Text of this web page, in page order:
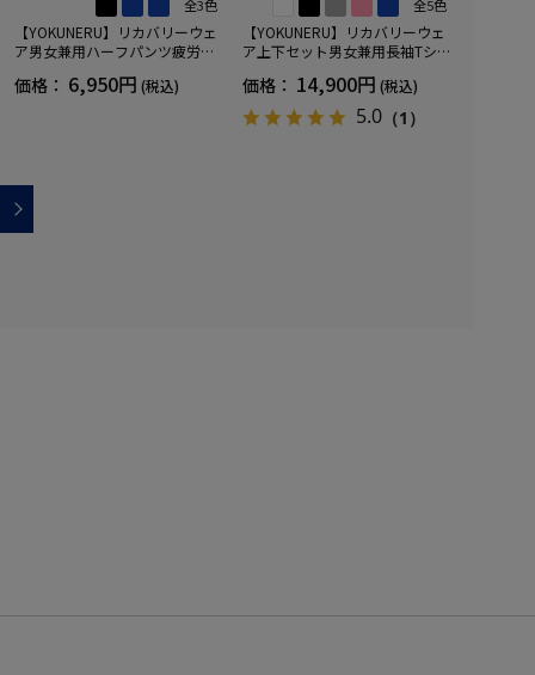
全3色
【YOKUNERU】リカバリーウェ
ア男女兼用ハーフパンツ疲労回
IX(R)【一般医療機器】SS～LLサ
価格： 6,950円 (税込)
全5色
【YOKUNERU】リカバリーウェ
ア上下セット男女兼用長袖Tシャ
進遠赤外線快眠NANOMIX(R)【一
般医療機器】SS～LLサイズ
価格： 14,900円 (税込)
5.0 （1）